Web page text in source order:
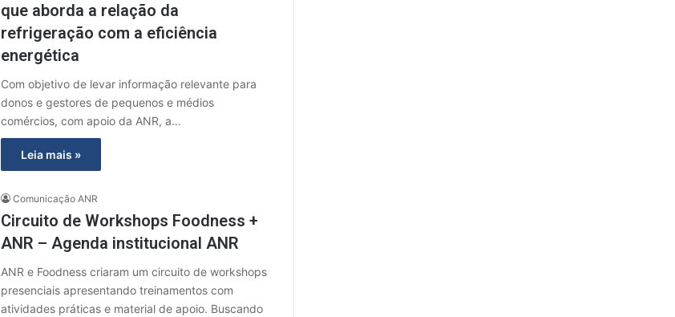
que aborda a relação da
refrigeração com a eficiência
energética
Com objetivo de levar informação relevante para
donos e gestores de pequenos e médios
comércios, com apoio da ANR, a…
Leia mais »
Comunicação ANR
Circuito de Workshops Foodness +
ANR – Agenda institucional ANR
ANR e Foodness criaram um circuito de workshops
presenciais apresentando treinamentos com
atividades práticas e material de apoio. Buscando